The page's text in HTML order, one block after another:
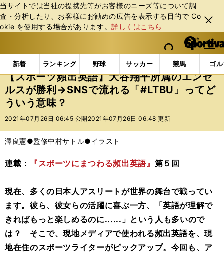
当サイトでは当社の提携先等がお客様のニーズ等について調
査・分析したり、お客様にお勧めの広告を表⽰する⽬的で Co
okie を使⽤する場合があります。詳しくはこちら
閉じ
る
web Sportiva (webスポルティーバ)
検索
マイペ
ー
ジ
メニュ
新着 ランキング 野球 サッカー 競馬 ゴ
b
ス
ポ
ル
テ
ー
バ
エンタメ その他 【スポーツ頻出英語】大谷翔平所
【スポーツ頻出英語】大谷翔平所属のエンゼ
ルスが勝利→SNSで流れる「#LTBU」ってど
ういう意味？
2021年07月26日 06:45 公開 2021年07月26日 06:48 更新
澤良憲●監修中村サトル●イラスト
連載： 『スポーツにまつわる頻出英語』 第５回
現在、多くの日本人アスリートが世界の舞台で戦ってい
ます。彼ら、彼女らの活躍に喜ぶ一方、「英語が理解で
きればもっと楽しめるのに......」という人も多いので
は？ そこで、現地メディアで使われる頻出英語を、現
地在住のスポーツライターがピックアップ。今回も、ア